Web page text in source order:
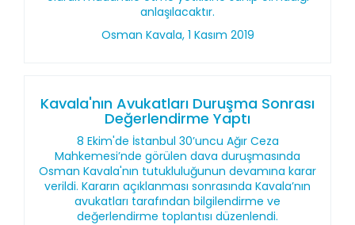
anlaşılacaktır.
Osman Kavala, 1 Kasım 2019
Kavala'nın Avukatları Duruşma Sonrası
Değerlendirme Yaptı
8 Ekim'de İstanbul 30’uncu Ağır Ceza
Mahkemesi’nde görülen dava duruşmasında
Osman Kavala'nın tutukluluğunun devamına karar
verildi. Kararın açıklanması sonrasında Kavala’nın
avukatları tarafından bilgilendirme ve
değerlendirme toplantısı düzenlendi.